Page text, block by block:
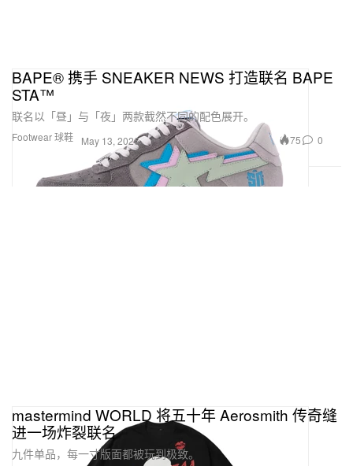
Footwear 球鞋
BAPE® 携手 SNEAKER NEWS 打造联名 BAPE
STA™
联名以「昼」与「夜」两款截然不同的配色展开。
May 13, 2026 75 0
mastermind WORLD 将五十年 Aerosmith 传奇缝
进一场炸裂联名
九件单品，每一寸版面都被玩到极致。